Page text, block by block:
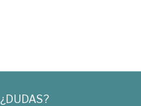
¿DUDAS?